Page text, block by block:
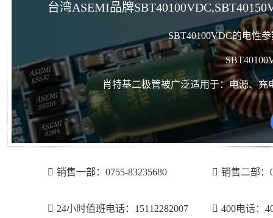
台湾ASEMI品牌
SBT40100VDC的电性
肖特基二极管被广泛适用于：电源、
销售一部：0755-83235680 销售二部：
24小时值班电话：15112282007 400电话：